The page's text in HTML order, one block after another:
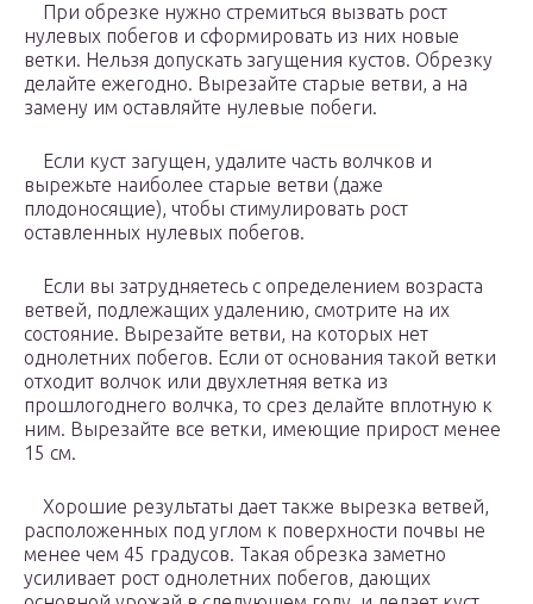
При обрезке нужно стремиться вызвать рост
нулевых побегов и сформировать из них новые
ветки. Нельзя допускать загущения кустов. Обрезку
делайте ежегодно. Вырезайте старые ветви, а на
замену им оставляйте нулевые побеги.
Если куст загущен, удалите часть волчков и
вырежьте наиболее старые ветви (даже
плодоносящие), чтобы стимулировать рост
оставленных нулевых побегов.
Если вы затрудняетесь с определением возраста
ветвей, подлежащих удалению, смотрите на их
состояние. Вырезайте ветви, на которых нет
однолетних побегов. Если от основания такой ветки
отходит волчок или двухлетняя ветка из
прошлогоднего волчка, то срез делайте вплотную к
ним. Вырезайте все ветки, имеющие прирост менее
15 см.
Хорошие результаты дает также вырезка ветвей,
расположенных под углом к поверхности почвы не
менее чем 45 градусов. Такая обрезка заметно
усиливает рост однолетних побегов, дающих